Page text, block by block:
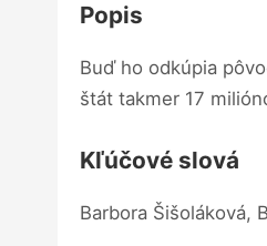
Popis
Buď ho odkúpia
štát takmer 17
Kľúčové slová
Barbora Šišoláková,